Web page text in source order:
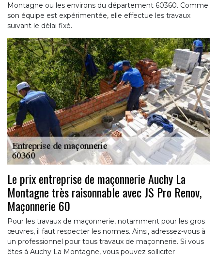
Montagne ou les environs du département 60360. Comme
son équipe est expérimentée, elle effectue les travaux
suivant le délai fixé.
Le prix entreprise de maçonnerie Auchy La
Montagne très raisonnable avec JS Pro Renov,
Maçonnerie 60
Pour les travaux de maçonnerie, notamment pour les gros
œuvres, il faut respecter les normes. Ainsi, adressez-vous à
un professionnel pour tous travaux de maçonnerie. Si vous
êtes à Auchy La Montagne, vous pouvez solliciter